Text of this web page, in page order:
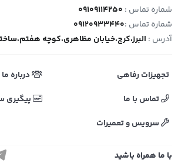
شماره تماس : 09109114250
شماره تماس :09120933440
آدرس : البرز،کرج،خیابان مظاهری،کوچه
تجهیزات رفاهی
درباره ما
تماس با ما
پیگیری
سرویس و تعمیرات
با ما همراه باشید